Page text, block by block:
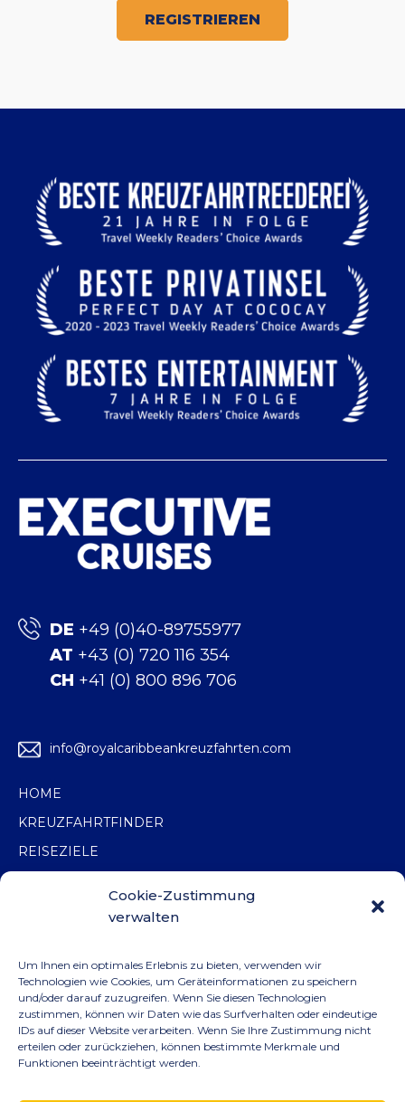
Cookie-Zustimmung
verwalten
Um Ihnen ein optimales Erlebnis zu bieten, verwenden wir
Technologien wie Cookies, um Geräteinformationen zu speichern
und/oder darauf zuzugreifen. Wenn Sie diesen Technologien
zustimmen, können wir Daten wie das Surfverhalten oder eindeutige
IDs auf dieser Website verarbeiten. Wenn Sie Ihre Zustimmung nicht
erteilen oder zurückziehen, können bestimmte Merkmale und
Funktionen beeinträchtigt werden.
REGISTRIEREN
DE +49 (0)40-89755977
AT +43 (0) 720 116 354
CH +41 (0) 800 896 706
info@royalcaribbeankreuzfahrten.com
HOME
KREUZFAHRTFINDER
REISEZIELE
KONTAKT
VERTRIEBSPARTNER*IN WERDEN
MARKETING-BEREICH
NEWSLETTER